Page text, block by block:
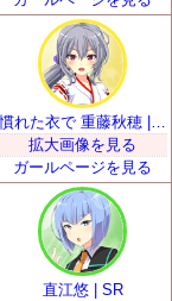
慣れた衣で 重藤秋穂 | SR
拡大画像を見る
ガールページを見る
直江悠 | SR